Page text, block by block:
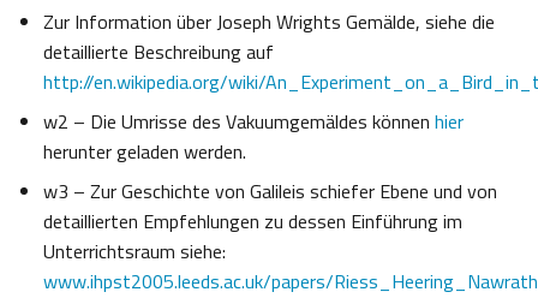
Zur Information über Joseph Wrights Gemälde, siehe die
detaillierte Beschreibung auf
http://en.wikipedia.org/wiki/
w2 – Die Umrisse des Vakuumgemäldes können hier
herunter geladen werden.
w3 – Zur Geschichte von Galileis schiefer Ebene und von
detaillierten Empfehlungen zu dessen Einführung im
Unterrichtsraum siehe:
www.ihpst2005.leeds.ac.uk/papers/